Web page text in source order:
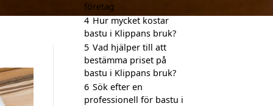
företag
4 Hur mycket kostar
bastu i Klippans bruk?
5 Vad hjälper till att
bestämma priset på
bastu i Klippans bruk?
6 Sök efter en
professionell för bastu i